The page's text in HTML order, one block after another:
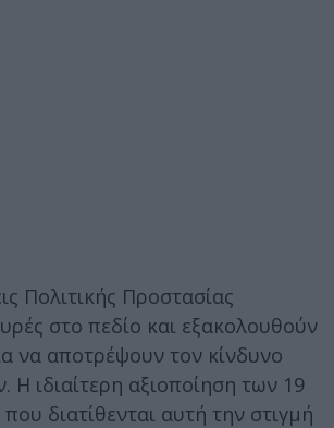
Πολιτικής Προστασίας
στο πεδίο και εξακολουθούν
να αποτρέψουν τον κίνδυνο
ιδιαίτερη αξιοποίηση των 19
διατίθενται αυτή την στιγμή